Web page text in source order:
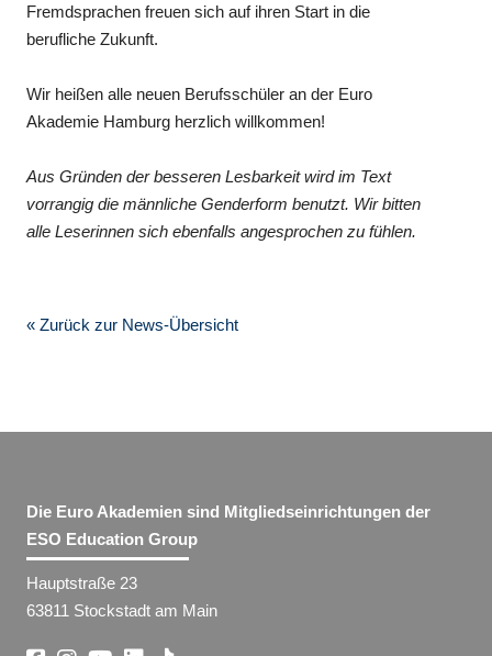
Fremdsprachen freuen sich auf ihren Start in die
berufliche Zukunft.
Wir heißen alle neuen Berufsschüler an der Euro
Akademie Hamburg herzlich willkommen!
Aus Gründen der besseren Lesbarkeit wird im Text
vorrangig die männliche Genderform benutzt. Wir bitten
alle Leserinnen sich ebenfalls angesprochen zu fühlen.
« Zurück zur News-Übersicht
Die Euro Akademien sind Mitgliedseinrichtungen der
ESO Education Group
Hauptstraße 23
63811 Stockstadt am Main